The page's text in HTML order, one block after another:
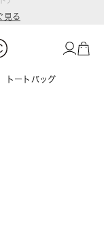
見る
トートバッグ